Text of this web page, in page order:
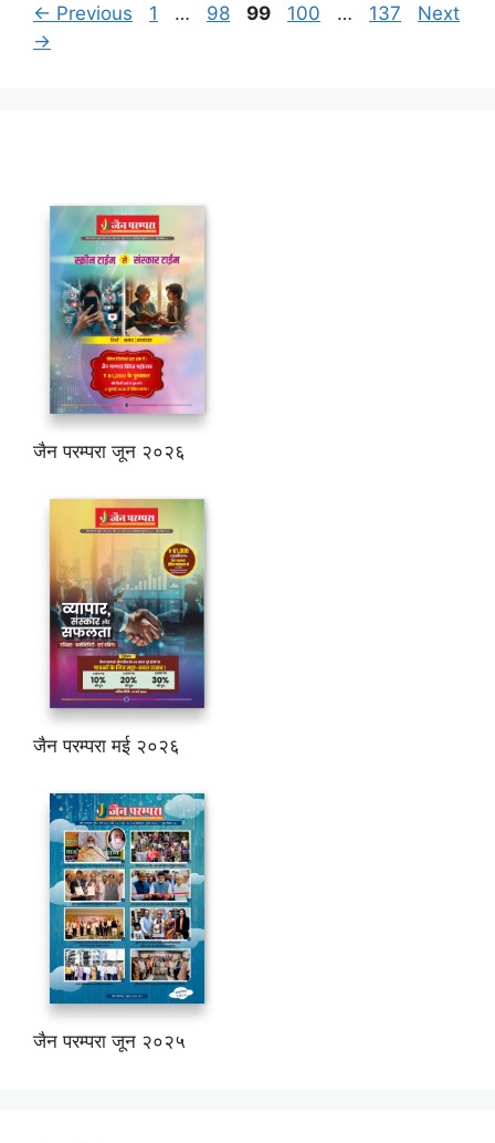
← Previous Page
1 … Page
98 Page
99 Page
100 … Page
137
Next
→
जैन परम्परा जून २०२६
जैन परम्परा मई २०२६
जैन परम्परा जून २०२५